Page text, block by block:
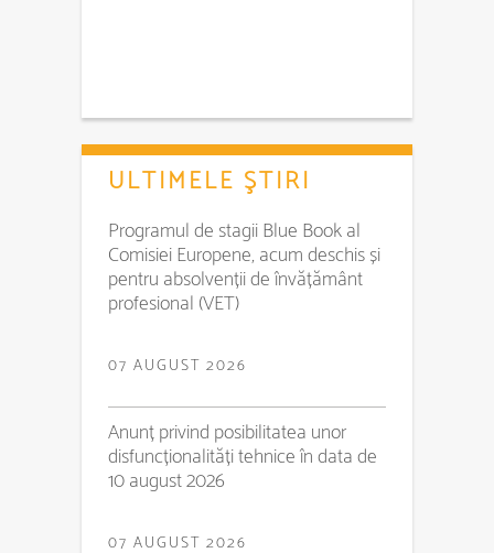
ULTIMELE ŞTIRI
Programul de stagii Blue Book al
Comisiei Europene, acum deschis și
pentru absolvenții de învățământ
profesional (VET)
07 AUGUST 2026
Anunț privind posibilitatea unor
disfuncționalități tehnice în data de
10 august 2026
07 AUGUST 2026